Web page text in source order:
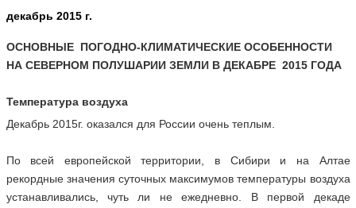
декабрь 2015 г.
ОСНОВНЫЕ ПОГОДНО-КЛИМАТИЧЕСКИЕ ОСОБЕННОСТИ
НА СЕВЕРНОМ ПОЛУШАРИИ ЗЕМЛИ В ДЕКАБРЕ 2015 ГОДА
Температура воздуха
Декабрь 2015г. оказался для России очень теплым.
По всей европейской территории, в Сибири и на Алтае
рекордные значения суточных максимумов температуры воздуха
устанавливались, чуть ли не ежедневно. В первой декаде